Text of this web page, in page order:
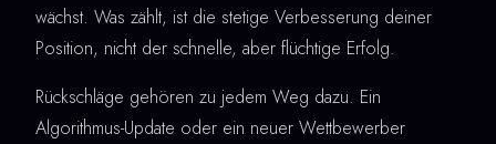
wächst. Was zählt, ist die stetige Verbesserung deiner
Position, nicht der schnelle, aber flüchtige Erfolg.
Rückschläge gehören zu jedem Weg dazu. Ein
Algorithmus-Update oder ein neuer Wettbewerber